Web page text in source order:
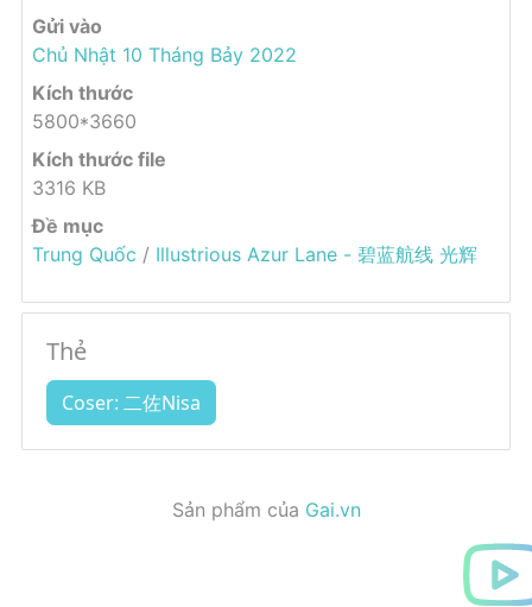
Gửi vào
Chủ Nhật 10 Tháng Bảy 2022
Kích thước
5800*3660
Kích thước file
3316 KB
Đề mục
Trung Quốc / Illustrious Azur Lane - 碧蓝航线 光辉
Thẻ
Coser: 二佐Nisa
Sản phẩm của Gai.vn